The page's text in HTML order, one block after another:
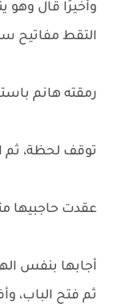
وأخيرًا قال وهو
التقط مفاتيح
رمقته هانم
توقف لحظة، ثم
عقدت حاجبيها
أجابها بنفس
ثم فتح الباب،